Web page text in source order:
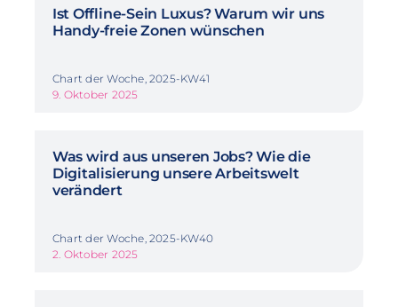
Ist Offline-Sein Luxus? Warum wir uns
Handy-freie Zonen wünschen
Chart der Woche, 2025-KW41
9. Oktober 2025
Was wird aus unseren Jobs? Wie die
Digitalisierung unsere Arbeitswelt
verändert
Chart der Woche, 2025-KW40
2. Oktober 2025